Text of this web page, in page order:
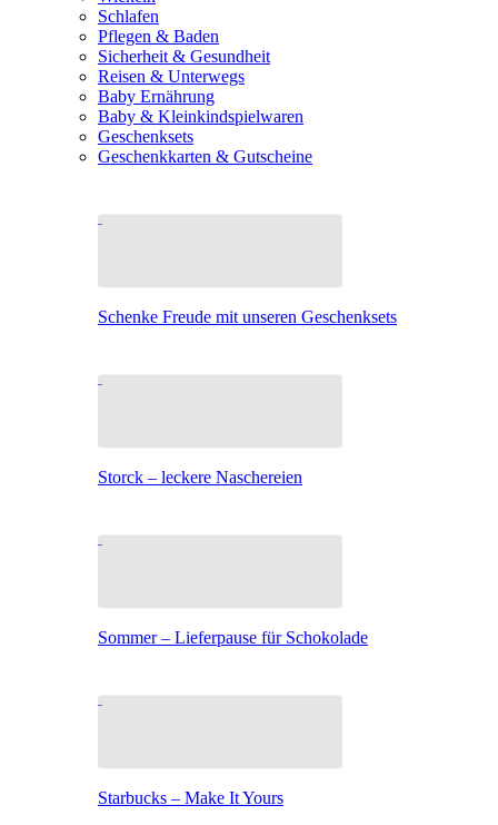
Schlafen
Pflegen & Baden
Sicherheit & Gesundheit
Reisen & Unterwegs
Baby Ernährung
Baby & Kleinkindspielwaren
Geschenksets
Geschenkkarten & Gutscheine
Schenke Freude mit unseren Geschenksets
Storck – leckere Naschereien
Sommer – Lieferpause für Schokolade
Starbucks – Make It Yours